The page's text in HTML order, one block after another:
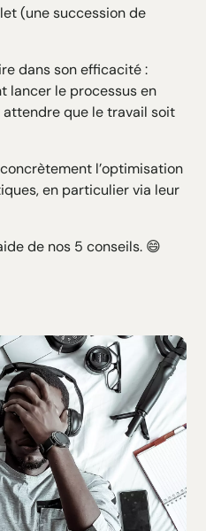
(une succession de
dans son efficacité :
lancer le processus en
que le travail soit
l’optimisation
en particulier via leur
de nos 5 conseils. 😄